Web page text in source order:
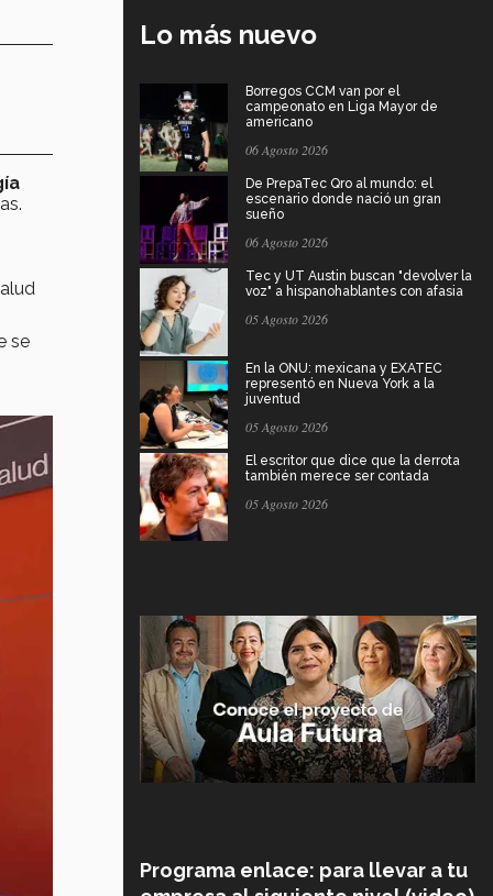
se
Lo más nuevo
Borregos CCM van por el
campeonato en Liga Mayor de
americano
06 Agosto 2026
De PrepaTec Qro al mundo: el
escenario donde nació un gran
sueño
06 Agosto 2026
Tec y UT Austin buscan "devolver la
voz" a hispanohablantes con afasia
05 Agosto 2026
En la ONU: mexicana y EXATEC
representó en Nueva York a la
juventud
05 Agosto 2026
El escritor que dice que la derrota
también merece ser contada
05 Agosto 2026
Programa enlace: para llevar a tu